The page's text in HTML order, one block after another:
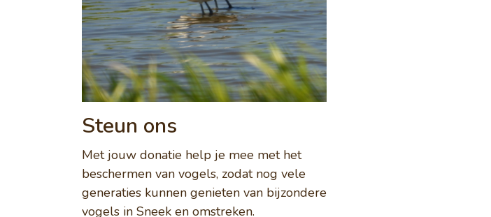
Steun ons
Met jouw donatie help je mee met het
beschermen van vogels, zodat nog vele
generaties kunnen genieten van bijzondere
vogels in Sneek en omstreken.